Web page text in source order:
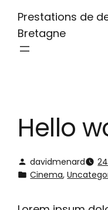
Prestations de
Bretagne
Hello
davidmenard
Cinema,